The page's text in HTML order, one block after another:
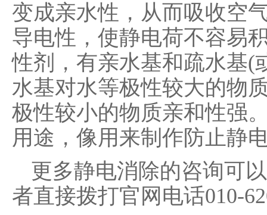
变成亲水性，从而吸收空
导电性，使静电荷不容易
性剂，有亲水基和疏水基(
水基对水等极性较大的物
极性较小的物质亲和性强
用途，像用来制作防止静
更多静电消除的咨询可
者直接拨打官网电话010-